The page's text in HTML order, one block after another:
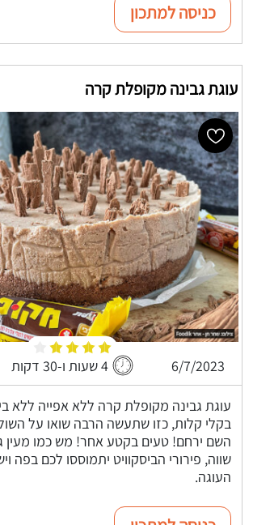
כניסה למתכון
עוגת גבינה מקופלת קרה
6/7/2023 4 שעות ו-30 דקות
עוגת גבינה מקופלת קרה ללא אפייה ללא
בקלי קלות, כזו שתעשה הרבה שואו על
השם ירחם! טעים בקטע אחר! מש כמו מעין
שווה, פירורי הביסקוויט יתמוססו לכם בפה
העוגה.